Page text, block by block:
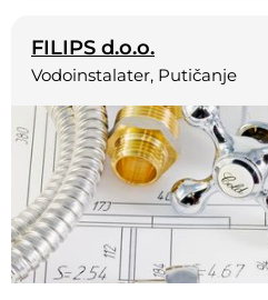
FILIPS d.o.o.
Vodoinstalater, Putičanje